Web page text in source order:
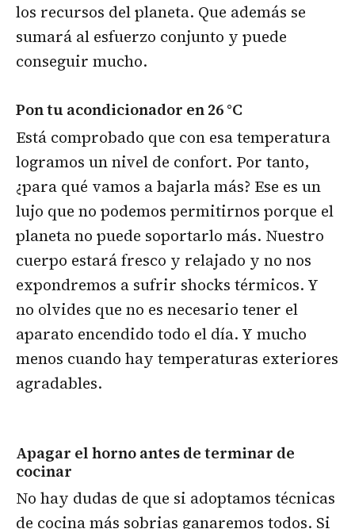
los recursos del planeta. Que además se
sumará al esfuerzo conjunto y puede
conseguir mucho.
Pon tu acondicionador en 26 °C
Está comprobado que con esa temperatura
logramos un nivel de confort. Por tanto,
¿para qué vamos a bajarla más? Ese es un
lujo que no podemos permitirnos porque el
planeta no puede soportarlo más. Nuestro
cuerpo estará fresco y relajado y no nos
expondremos a sufrir shocks térmicos. Y
no olvides que no es necesario tener el
aparato encendido todo el día. Y mucho
menos cuando hay temperaturas exteriores
agradables.
Apagar el horno antes de terminar de
cocinar
No hay dudas de que si adoptamos técnicas
de cocina más sobrias ganaremos todos. Si